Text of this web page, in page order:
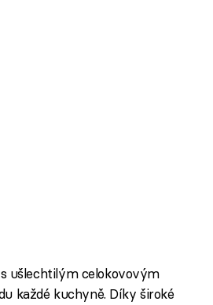
ušlechtilým celokovovým
každé kuchyně. Díky široké